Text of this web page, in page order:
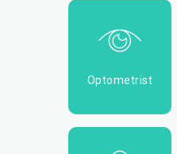
Optometrist